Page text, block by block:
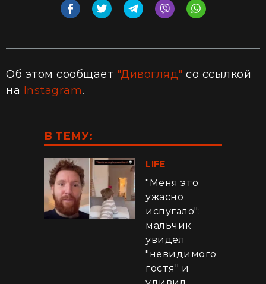
Об этом сообщает "Дивогляд" со ссылкой
на Instagram.
В ТЕМУ:
LIFE
"Меня это
ужасно
испугало":
мальчик
увидел
"невидимого
гостя" и